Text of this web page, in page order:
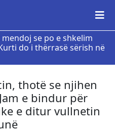
se po e shkelim
do i thërrasë sërish në
thotë se njihen
e bindur për
e ditur vullnetin